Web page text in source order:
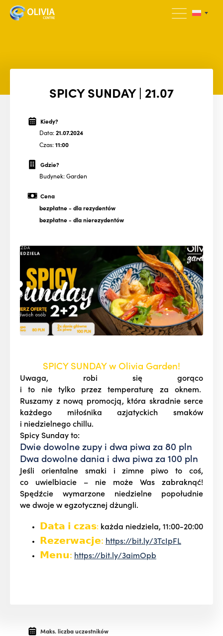
SPICY SUNDAY | 21.07
Kiedy?
Data:21.07.2024
Czas:11:00
Gdzie?
Budynek: Garden
Cena
bezpłatne- dla rezydentów
bezpłatne- dla nierezydentów
SPICY SUNDAY w Olivia Garden!
Uwaga, robi się gorąco
i to nie tylko przez temperaturę za oknem.
Ruszamy z nową promocją, która skradnie serce
każdego miłośnika azjatyckich smaków
i niedzielnego chillu.
Spicy Sunday to:
Dwie dowolne zupy i dwa piwa za 80 pln
Dwa dowolne dania i dwa piwa za 100 pln
Jeśli orientalne smaki i zimne piwo to coś,
co uwielbiacie – nie może Was zabraknąć!
Spędźcie wymarzone niedzielne popołudnie
we dwoje w egzotycznej dżungli.
𝗗𝗮𝘁𝗮 𝗶 𝗰𝘇𝗮𝘀: każda niedziela, 11:00-20:00
𝗥𝗲𝘇𝗲𝗿𝘄𝗮𝗰𝗷𝗲: https://bit.ly/3TcIpFL
𝗠𝗲𝗻𝘂: https://bit.ly/3aimOpb
Maks. liczba uczestników